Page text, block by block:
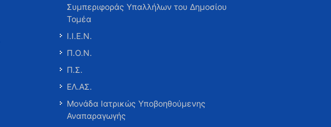
Συμπεριφοράς Υπαλλήλων του Δημοσίου
Τομέα
Ι.Ι.Ε.Ν.
Π.Ο.Ν.
Π.Σ.
ΕΛ.ΑΣ.
Μονάδα Ιατρικώς Υποβοηθούμενης
Αναπαραγωγής